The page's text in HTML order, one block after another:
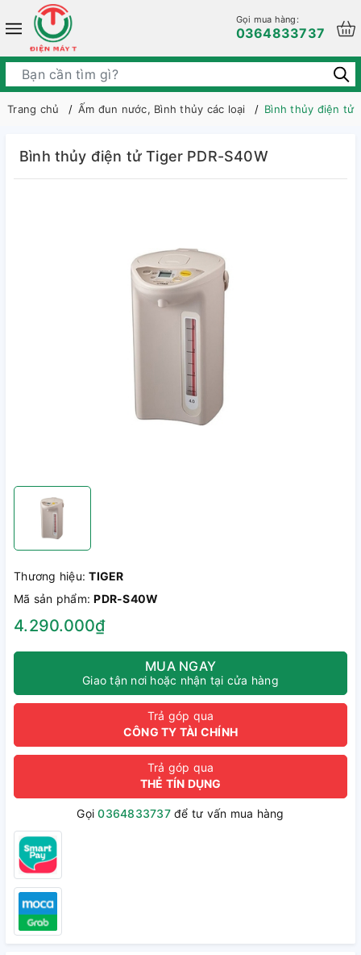
Gọi mua hàng:
0364833737
Trang chủ Ấm đun nước, Bình thủy các loại Bình thủy điện tử
Bình thủy điện tử Tiger PDR-S40W
Thương hiệu:TIGER
Mã sản phẩm:PDR-S40W
4.290.000₫
MUA NGAY
Giao tận nơi hoặc nhận tại cửa hàng
Trả góp qua
CÔNG TY TÀI CHÍNH
Trả góp qua
THẺ TÍN DỤNG
Gọi0364833737để tư vấn mua hàng